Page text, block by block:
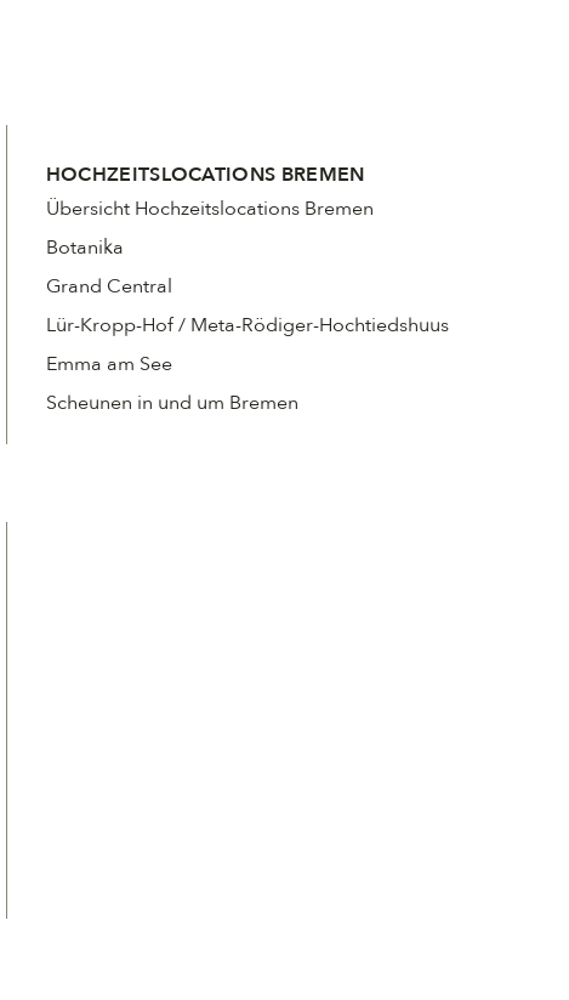
HOCHZEITSLOCATIONS BREMEN
Übersicht Hochzeitslocations Bremen
Botanika
Grand Central
Lür-Kropp-Hof / Meta-Rödiger-Hochtiedshuus
Emma am See
Scheunen in und um Bremen